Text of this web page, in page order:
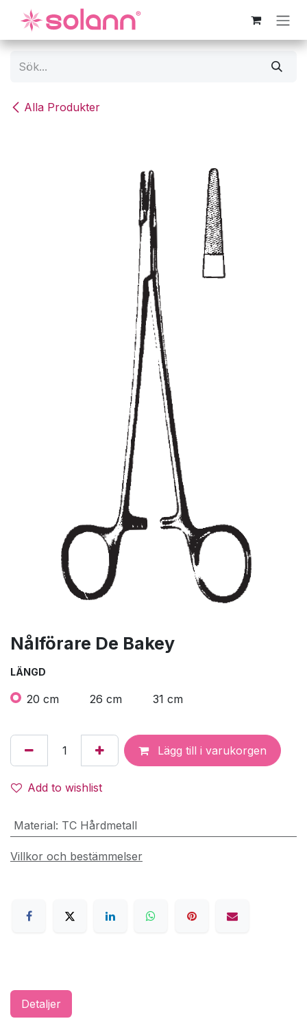
Hoppa till innehåll
Alla Produkter
Nålförare De Bakey
LÄNGD
20 cm 26 cm 31 cm
Lägg till i varukorgen
Add to wishlist
Material: TC Hårdmetall
Villkor och bestämmelser
Detaljer